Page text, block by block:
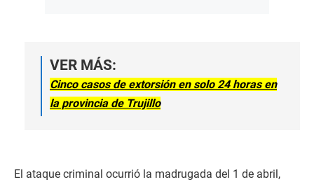
VER MÁS:
Cinco casos de extorsión en solo 24 horas en
la provincia de Trujillo
El ataque criminal ocurrió la madrugada del 1 de abril,